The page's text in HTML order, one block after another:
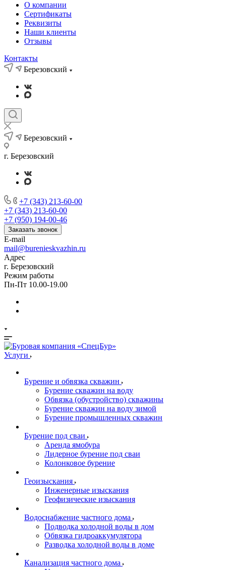
О компании
Сертификаты
Реквизиты
Наши клиенты
Отзывы
Контакты
Березовский
Березовский
г. Березовский
+7 (343) 213-60-00
+7 (343) 213-60-00
+7 (950) 194-00-46
Заказать звонок
E-mail
mail@burenieskvazhin.ru
Адрес
г. Березовский
Режим работы
Пн-Пт 10.00-19.00
Услуги
Бурение и обвязка скважин
Бурение скважин на воду
Обвязка (обустройство) скважины
Бурение скважин на воду зимой
Бурение промышленных скважин
Бурение под сваи
Аренда ямобура
Лидерное бурение под сваи
Колонковое бурение
Геоизыскания
Инженерные изыскания
Геофизические изыскания
Водоснабжение частного дома
Подводка холодной воды в дом
Обвязка гидроаккумулятора
Разводка холодной воды в доме
Канализация частного дома